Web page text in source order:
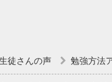
徒さんの声 勉強方法